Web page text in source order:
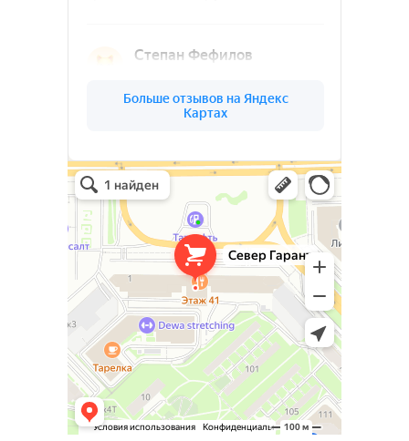
Север Гарант Групп
Металлоконструкции в Санкт‑Петербурге
Металлообработка в Санкт‑Петербурге
Ваш надёжный партнёр в реализации
уникальных проектов. Наша команда
опытных специалистов, готова
воплотить в жизнь самые смелые идеи
и проекты. Мы предлагаем широкий
спектр услуг по проектированию и
изготовлению металлоконструкций и
изделий любой сложности под ключ.